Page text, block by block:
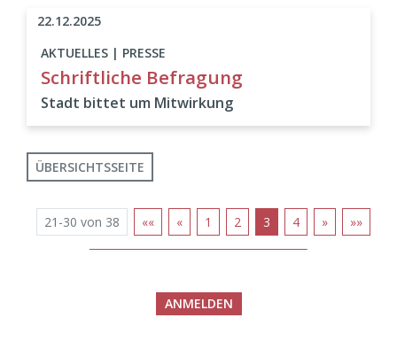
AKTUELLES | PRESSE
Schriftliche Befragung
Stadt bittet um Mitwirkung
22.12.2025
ÜBERSICHTSSEITE
21-30 von 38 «« « 1 2 3 4 » »»
ANMELDEN